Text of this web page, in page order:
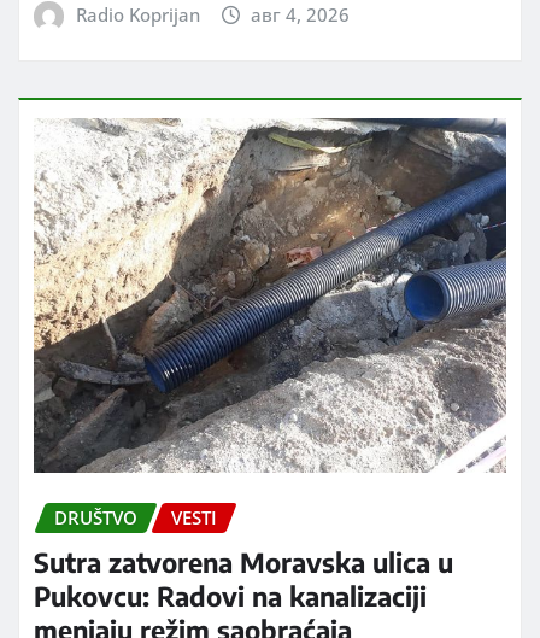
Radio Koprijan авг 4, 2026
DRUŠTVO VESTI
Sutra zatvorena Moravska ulica u
Pukovcu: Radovi na kanalizaciji
menjaju režim saobraćaja